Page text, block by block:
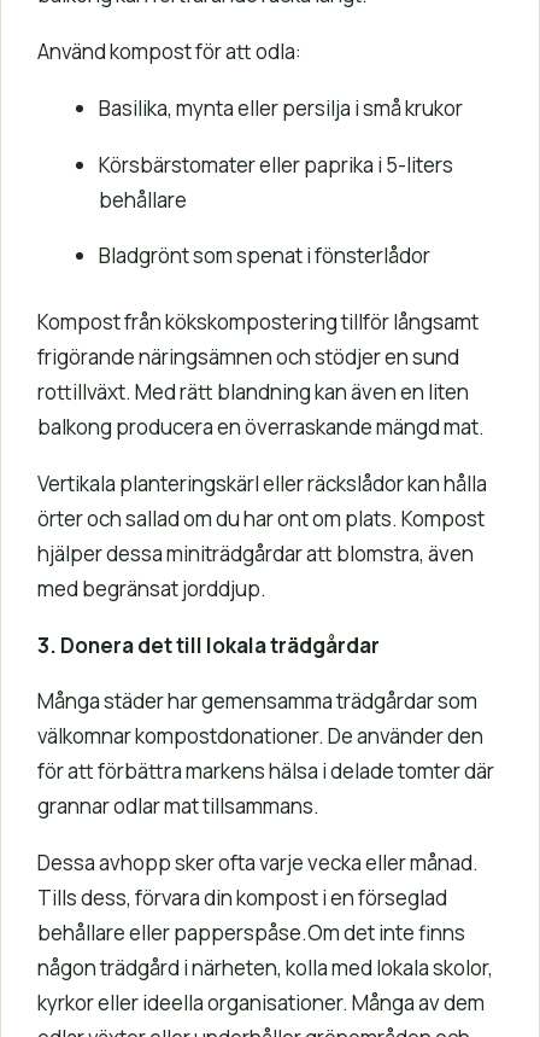
Använd kompost för att odla:
Basilika, mynta eller persilja i små krukor
Körsbärstomater eller paprika i 5-liters
behållare
Bladgrönt som spenat i fönsterlådor
Kompost från kökskompostering tillför långsamt
frigörande näringsämnen och stödjer en sund
rottillväxt. Med rätt blandning kan även en liten
balkong producera en överraskande mängd mat.
Vertikala planteringskärl eller räckslådor kan hålla
örter och sallad om du har ont om plats. Kompost
hjälper dessa miniträdgårdar att blomstra, även
med begränsat jorddjup.
3. Donera det till lokala trädgårdar
Många städer har gemensamma trädgårdar som
välkomnar kompostdonationer. De använder den
för att förbättra markens hälsa i delade tomter där
grannar odlar mat tillsammans.
Dessa avhopp sker ofta varje vecka eller månad.
Tills dess, förvara din kompost i en förseglad
behållare eller papperspåse.Om det inte finns
någon trädgård i närheten, kolla med lokala skolor,
kyrkor eller ideella organisationer. Många av dem